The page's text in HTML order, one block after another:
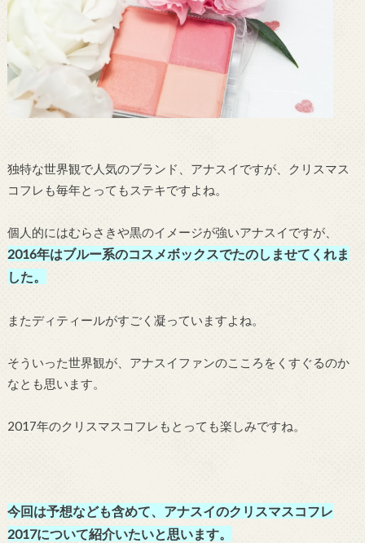
独特な世界観で人気のブランド、アナスイですが、クリスマス
コフレも毎年とってもステキですよね。
個人的にはむらさきや黒のイメージが強いアナスイですが、
2016年はブルー系のコスメボックスでたのしませてくれま
した。
またディティールがすごく凝っていますよね。
そういった世界観が、アナスイファンのこころをくすぐるのか
なとも思います。
2017年のクリスマスコフレもとっても楽しみですね。
今回は予想なども含めて、アナスイのクリスマスコフレ
2017について紹介いたいと思います。